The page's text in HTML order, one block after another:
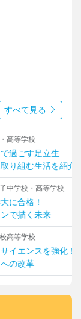
すべて見る